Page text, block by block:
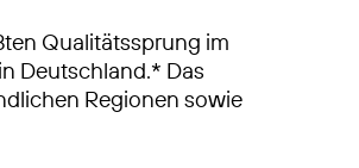
Qualitätssprung im
Deutschland.* Das
Regionen sowie